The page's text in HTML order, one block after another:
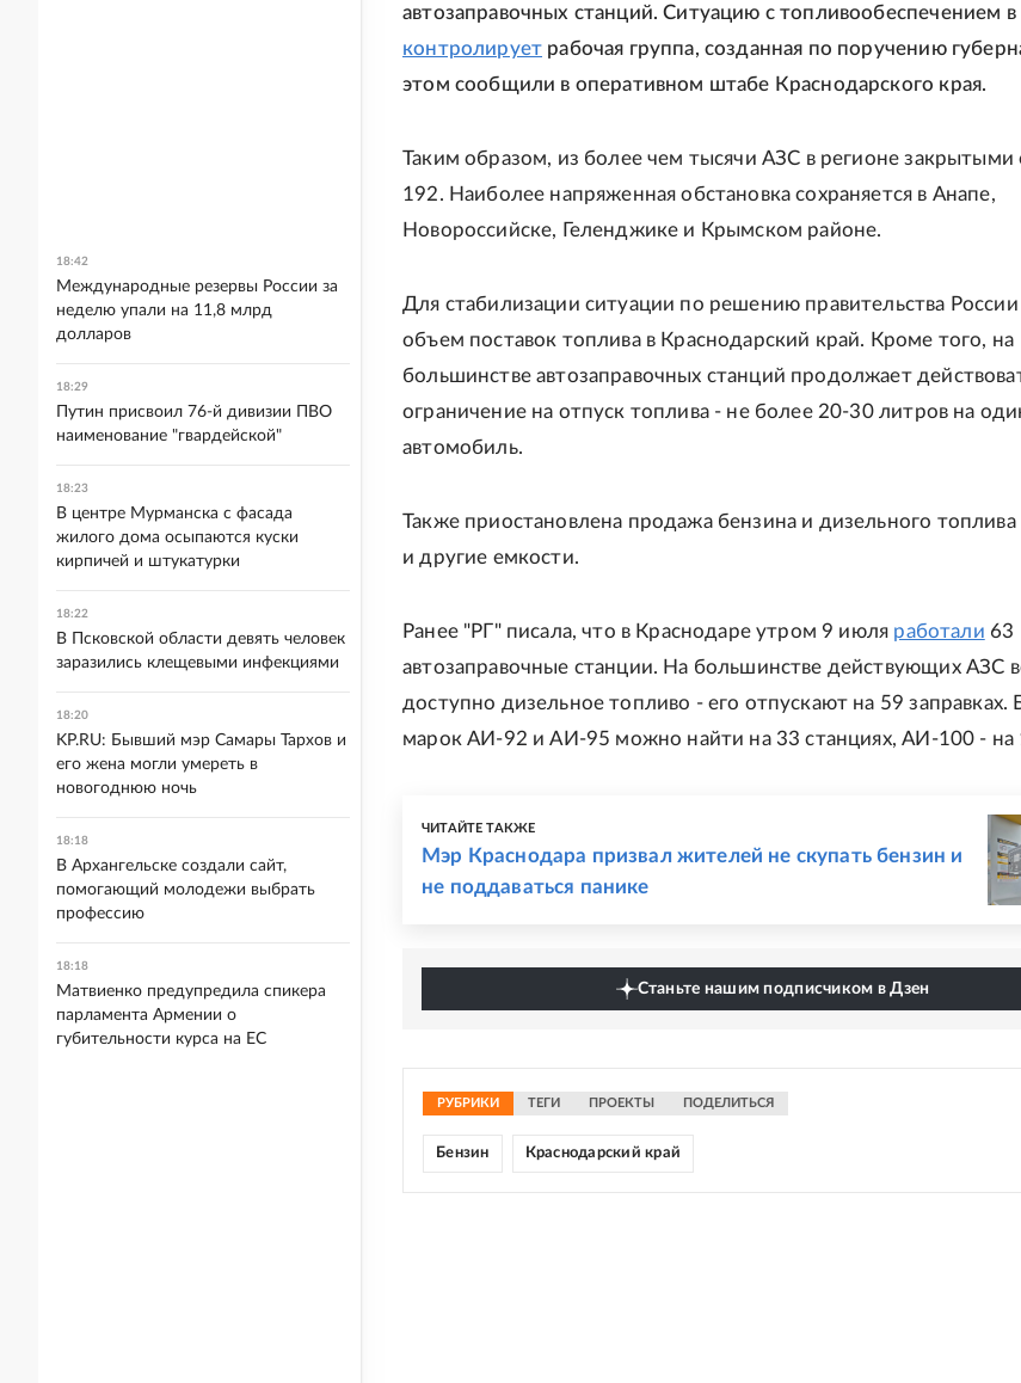
автозаправочных станций. Ситуацию с топливообеспечением в
контролирует рабочая группа, созданная по поручению
этом сообщили в оперативном штабе Краснодарского края.
Таким образом, из более чем тысячи АЗС в регионе закрытыми
192. Наиболее напряженная обстановка сохраняется в Анапе,
Новороссийске, Геленджике и Крымском районе.
Для стабилизации ситуации по решению правительства России
объем поставок топлива в Краснодарский край. Кроме того, на
большинстве автозаправочных станций продолжает
ограничение на отпуск топлива - не более 20-30 литров на
автомобиль.
Также приостановлена продажа бензина и дизельного топлива
и другие емкости.
Ранее "РГ" писала, что в Краснодаре утром 9 июля работали 63
автозаправочные станции. На большинстве действующих АЗС
доступно дизельное топливо - его отпускают на 59 заправках.
марок АИ-92 и АИ-95 можно найти на 33 станциях, АИ-100 - на
ЧИТАЙТЕ ТАКЖЕ
Мэр Краснодара призвал жителей не скупать бензин и
не поддаваться панике
Станьте нашим подписчиком в Дзен
РУБРИКИ ТЕГИ ПРОЕКТЫ ПОДЕЛИТЬСЯ
Бензин Краснодарский край
18:42
Международные резервы России за
неделю упали на 11,8 млрд
долларов
18:29
Путин присвоил 76-й дивизии ПВО
наименование "гвардейской"
18:23
В центре Мурманска с фасада
жилого дома осыпаются куски
кирпичей и штукатурки
18:22
В Псковской области девять человек
заразились клещевыми инфекциями
18:20
KP.RU: Бывший мэр Самары Тархов и
его жена могли умереть в
новогоднюю ночь
18:18
В Архангельске создали сайт,
помогающий молодежи выбрать
профессию
18:18
Матвиенко предупредила спикера
парламента Армении о
губительности курса на ЕС